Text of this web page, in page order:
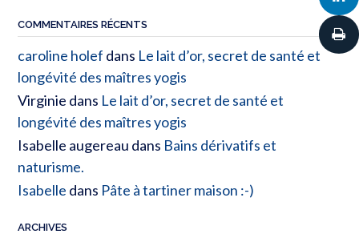
COMMENTAIRES RÉCENTS
caroline holef dans Le lait d’or, secret de santé et
longévité des maîtres yogis
Virginie dans Le lait d’or, secret de santé et
longévité des maîtres yogis
Isabelle augereau dans Bains dérivatifs et
naturisme.
Isabelle dans Pâte à tartiner maison :-)
ARCHIVES